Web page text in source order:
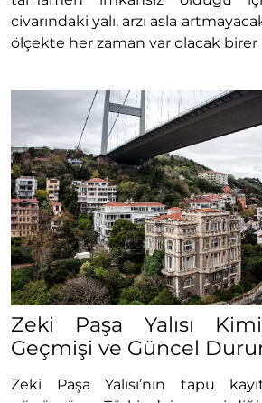
civarındaki yalı, arzı asla
ölçekte her zaman var olacak birer
Zeki Paşa Yalısı
Geçmişi ve Güncel
Zeki Paşa Yalısı’nın tapu